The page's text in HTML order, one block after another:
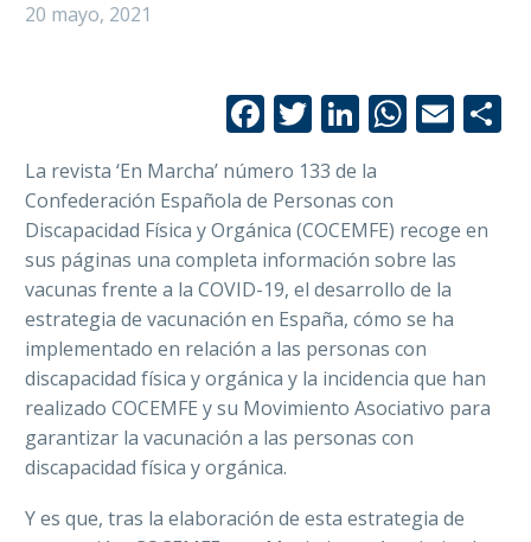
20 mayo, 2021
Facebook
Twitter
LinkedIn
La revista ‘En Marcha’ número 133 de la
Confederación Española de Personas con
Discapacidad Física y Orgánica (COCEMFE) recoge en
sus páginas una completa información sobre las
vacunas frente a la COVID-19, el desarrollo de la
estrategia de vacunación en España, cómo se ha
implementado en relación a las personas con
discapacidad física y orgánica y la incidencia que han
realizado COCEMFE y su Movimiento Asociativo para
garantizar la vacunación a las personas con
discapacidad física y orgánica.
Y es que, tras la elaboración de esta estrategia de